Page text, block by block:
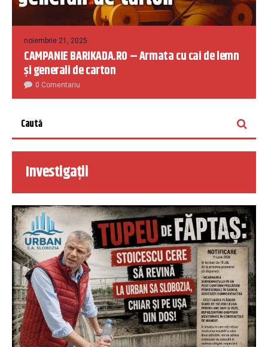
noiembrie 21, 2025
CAMPANIE BARIKADA.RO – Armata cu cai de lemn
și generali de carton
0 Comentariu
Investigații